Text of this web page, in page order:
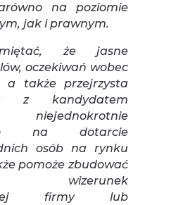
na poziomie
jak i prawnym.
że jasne
oczekiwań wobec
a także przejrzysta
z kandydatem
na dotarcie
osób na rynku
pomoże zbudować
wizerunek
firmy lub